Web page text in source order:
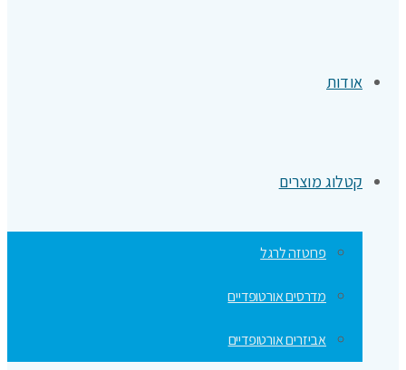
אודות
קטלוג מוצרים
פרוטזה לרגל
מדרסים אורטופדיים
אביזרים אורטופדיים